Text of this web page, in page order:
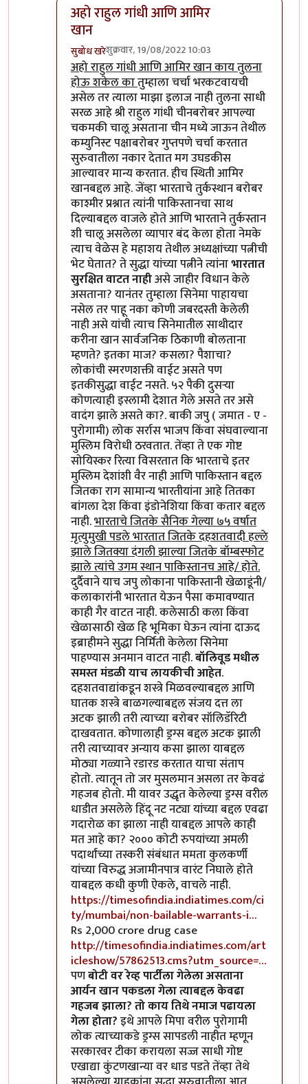
अहो राहुल गांधी आणि आमिर
खान
सुबोध खरेशुक्रवार, 19/08/2022 10:03
In reply toआमचं सोडा डॉक्टरbyजेम्स वांड
अहो राहुल गांधी आणि आमिर खान काय तुलना
होऊ शकेल कातुम्हाला चर्चा भरकटवायची
असेल तर त्याला माझा इलाज नाही तुलना साधी
सरळ आहे श्री राहुल गांधी चीनबरोबर आपल्या
चकमकी चालू असताना चीन मध्ये जाऊन तेथील
कम्युनिस्ट पक्षाबरोबर गुप्तपणे चर्चा करतात
सुरुवातीला नकार देतात मग उघडकीस
आल्यावर मान्य करतात. हीच स्थिती आमिर
खानबद्दल आहे. जेंव्हा भारताचे तुर्कस्थान बरोबर
काश्मीर प्रश्नात त्यांनी पाकिस्तानचा साथ
दिल्याबद्दल वाजले होते आणि भारताने तुर्कस्तान
शी चालू असलेला व्यापार बंद केला होता नेमके
त्याच वेळेस हे महाशय तेथील अध्यक्षांच्या पत्नीची
भेट घेतात? ते सुद्धा यांच्या पत्नीने त्यांनाभारतात
सुरक्षित वाटत नाहीअसे जाहीर विधान केले
असताना? यानंतर तुम्हाला सिनेमा पाहायचा
नसेल तर पाहू नका कोणी जबरदस्ती केलेली
नाही असे यांची त्याच सिनेमातील साथीदार
करीना खान सार्वजनिक ठिकाणी बोलताना
म्हणते? इतका माज? कसला? पैशाचा?
लोकांची स्मरणशक्ती वाईट असते पण
इतकीसुद्धा वाईट नसते. ५२ पैकी दुसऱ्या
कोणत्याही इस्लामी देशात गेले असते तर असे
वादंग झाले असते का?. बाकी जपु ( जमात - ए -
पुरोगामी) लोक सर्रास भाजप किंवा संघवाल्याना
मुस्लिम विरोधी ठरवतात. तेंव्हा ते एक गोष्ट
सोयिस्कर रित्या विसरतात कि भारताचे इतर
मुस्लिम देशांशी वैर नाही आणि पाकिस्तान बद्दल
जितका राग सामान्य भारतीयांना आहे तितका
बांगला देश किंवा इंडोनेशिया किंवा कतार बद्दल
नाही.भारताचे जितके सैनिक गेल्या ७५ वर्षात
मृत्युमुखी पडले भारतात जितके दहशतवादी हल्ले
झाले जितक्या दंगली झाल्या जितके बॉम्बस्फोट
झाले त्यांचे उगम स्थान पाकिस्तानच आहे/ होते.
दुर्दैवाने याच जपु लोकाना पाकिस्तानी खेळाडूंनी/
कलाकारांनी भारतात येऊन पैसा कमावण्यात
काही गैर वाटत नाही. कलेसाठी कला किंवा
खेळासाठी खेळ हि भूमिका घेऊन त्यांना दाऊद
इब्राहीमने सुद्धा निर्मिती केलेला सिनेमा
पाहण्यास अनमान वाटत नाही.बॉलिवूड मधील
समस्त मंडळी याच लायकीची आहेत.
दहशतवाद्यांकडून शस्त्रे मिळवल्याबद्दल आणि
घातक शस्त्रे बाळगल्याबद्दल संजय दत्त ला
अटक झाली तरी त्याच्या बरोबर सॉलिडॅरिटी
दाखवतात. कोणालाही ड्रग्स बद्दल अटक झाली
तरी त्याच्यावर अन्याय कसा झाला याबद्दल
मोठ्या गळ्याने रडारड करतात याचा संताप
होतो. त्यातून तो जर मुसलमान असला तर केवढं
गहजब होतो. मी यावर उद्धृत केलेल्या ड्रग्स वरील
धाडीत असलेले हिंदू नट नट्या यांच्या बद्दल एवढा
गदारोळ का झाला नाही याबद्दल आपले काही
मत आहे का? २००० कोटी रुपयांच्या अमली
पदार्थांच्या तस्करी संबंधात ममता कुलकर्णी
यांच्या विरुद्ध अजामीनपात्र वारंट निघाले होते
याबद्दल कधी कुणी ऐकले, वाचले नाही.
https://timesofindia.indiatimes.com/ci
ty/mumbai/non-bailable-warrants-i…
Rs 2,000 crore drug case
http://timesofindia.indiatimes.com/art
icleshow/57862513.cms?utm_source=…
पणबोटी वर रेव्ह पार्टीला गेलेला असताना
आर्यन खान पकडला गेला त्याबद्दल केवढा
गहजब झाला? तो काय तिथे नमाज पढायला
गेला होता?इथे आपले मिपा वरील पुरोगामी
लोक त्याच्याकडे ड्रग्स सापडली नाहीत म्हणून
सरकारवर टीका करायला सज्ज साधी गोष्ट
एखाद्या कुंटणखान्या वर धाड पडते तेंव्हा तेथे